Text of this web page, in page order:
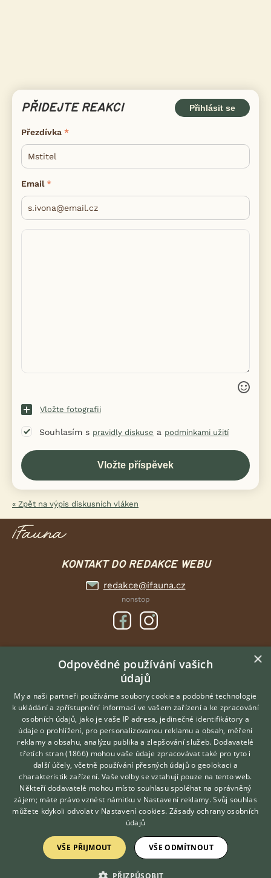
PŘIDEJTE REAKCI Přihlásit se
Přezdívka
Email
Vložte fotografii
Souhlasím s pravidly diskuse a podmínkami užití
« Zpět na výpis diskusních vláken
KONTAKT DO REDAKCE WEBU
redakce@ifauna.cz
nonstop
DOMOVSKÁ STRÁNKA
INZERCE
DISKUSE
ČLÁNKY
O nás
Kontakt
Možnosti zvýraznění inzerátů
Podmínky užití
Zpracování osobních údajů
Přihlášení
Registrace
Hledáte zvířecího kamaráda?
Zdarma vám poradí
VETERINÁŘ ONLINE
KONZULTOVAT S
VETERINÁŘEM
×
Odpovědné používání vašich
údajů
My a naši partneři používáme soubory cookie a podobné technologie
k ukládání a zpřístupnění informací ve vašem zařízení a ke zpracování
osobních údajů, jako je vaše IP adresa, jedinečné identifikátory a
údaje o prohlížení, pro personalizovanou reklamu a obsah, měření
reklamy a obsahu, analýzu publika a zlepšování služeb. Dodavatelé
třetích stran (1866) mohou vaše údaje zpracovávat také pro tyto i
další účely, včetně používání přesných údajů o geolokaci a
charakteristik zařízení. Vaše volby se vztahují pouze na tento web.
Někteří dodavatelé mohou místo souhlasu spoléhat na oprávněný
zájem; máte právo vznést námitku v Nastavení reklamy. Svůj souhlas
můžete kdykoli odvolat v Nastavení cookies. Zásady ochrany osobních
údajů
VŠE PŘIJMOUT VŠE ODMÍTNOUT
PŘIZPŮSOBIT